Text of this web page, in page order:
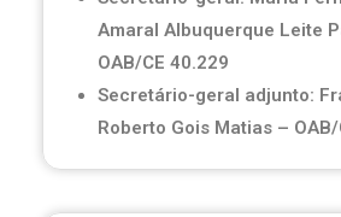
Amaral Albuquerque Leite
OAB/CE 40.229
Secretário-geral adjunto:
Roberto Gois Matias – OAB/